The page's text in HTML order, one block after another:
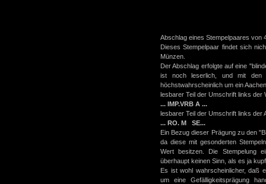
Abschlag eines Stempelpaares von
Dieses Stempelpaar findet sich
Münzen.
Der Abschlag erfolgte auf eine
ist noch leserlich, und mit den
höchstwahrscheinlich um ein
lesbarer Teil der Umschrift links der
... IMP.VRB A ...
lesbarer Teil der Umschrift links der
... RO. M SE...
Ein Bezug dieser Prägung zu den
da diese mit gesonderten
Wert besitzen. Die Stempelung
überhaupt keinen Sinn, als es ja
Es ist wohl wahrscheinlicher, daß
um eine Gefälligkeitsprägung